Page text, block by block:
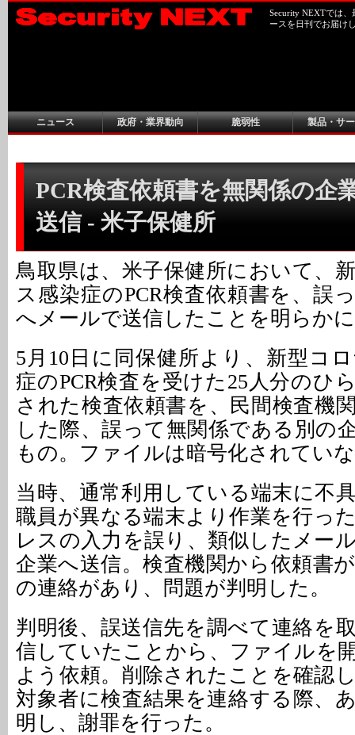
Security NEXTでは
ースを日刊でお届け
ニュース 政府・業界動向 脆弱性 製品・サ
PCR検査依頼書を無関係の企
送信 - 米子保健所
鳥取県は、米子保健所において、
ス感染症のPCR検査依頼書を、誤
へメールで送信したことを明らか
5月10日に同保健所より、新型コ
症のPCR検査を受けた25人分のひ
された検査依頼書を、民間検査機
した際、誤って無関係である別の
もの。ファイルは暗号化されてい
当時、通常利用している端末に不
職員が異なる端末より作業を行っ
レスの入力を誤り、類似したメー
企業へ送信。検査機関から依頼書
の連絡があり、問題が判明した。
判明後、誤送信先を調べて連絡を
信していたことから、ファイルを
よう依頼。削除されたことを確認
対象者に検査結果を連絡する際、
明し、謝罪を行った。